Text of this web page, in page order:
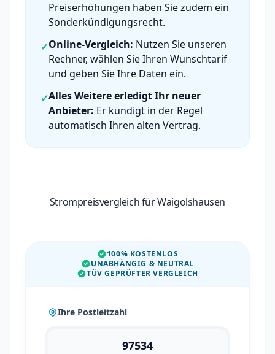
Preiserhöhungen haben Sie zudem ein
Sonderkündigungsrecht.
✓Online-Vergleich: Nutzen Sie unseren
Rechner, wählen Sie Ihren Wunschtarif
und geben Sie Ihre Daten ein.
✓Alles Weitere erledigt Ihr neuer
Anbieter: Er kündigt in der Regel
automatisch Ihren alten Vertrag.
Strompreisvergleich für Waigolshausen
100% KOSTENLOS
UNABHÄNGIG & NEUTRAL
TÜV GEPRÜFTER VERGLEICH
Ihre Postleitzahl